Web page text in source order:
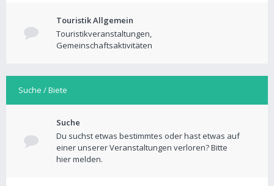
Touristik Allgemein
Touristikveranstaltungen,
Gemeinschaftsaktivitäten
Suche / Biete
Suche
Du suchst etwas bestimmtes oder hast etwas auf
einer unserer Veranstaltungen verloren? Bitte
hier melden.